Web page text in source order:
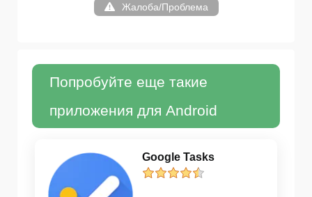
Жалоба/Проблема
Попробуйте еще такие
приложения для Android
Google Tasks